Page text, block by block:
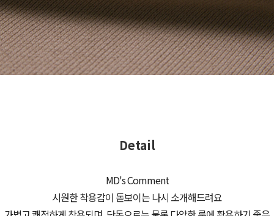
Detail
MD's Comment
시원한 착용감이 돋보이는 나시 소개해드려요